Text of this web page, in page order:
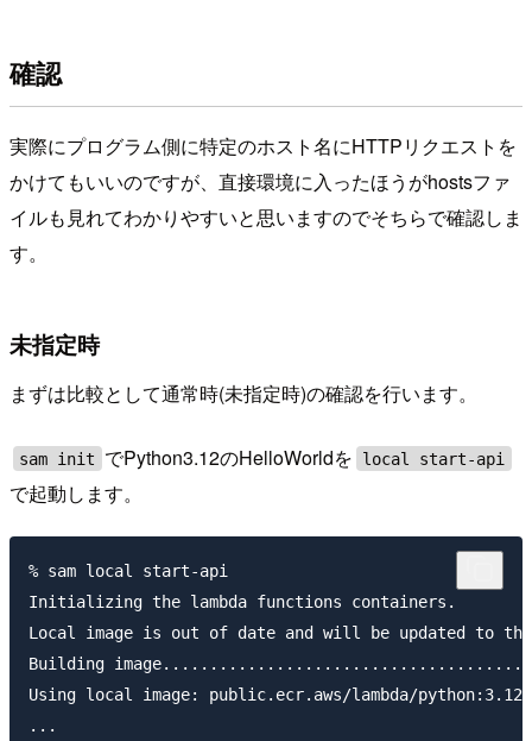
確認
実際にプログラム側に特定のホスト名にHTTPリクエストを
かけてもいいのですが、直接環境に入ったほうがhostsファ
イルも見れてわかりやすいと思いますのでそちらで確認しま
す。
未指定時
まずは比較として通常時(未指定時)の確認を行います。
sam init でPython3.12のHelloWorldを local start-api
で起動します。
% sam local start-api
Initializing
Local image is out of date and
Building
Using local image:
...